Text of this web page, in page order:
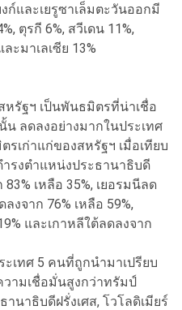
ก์และเยรูซาเล็มตะวันออกมี
ตุรกี 6%, สวีเดน 11%,
ะมาเลเซีย 13%
รัฐฯ เป็นพันธมิตรที่น่าเชื่อ
ลดลงอย่างมากในประเทศ
เก่าแก่ของสหรัฐฯ เมื่อเทียบ
ำรงตำแหน่งประธานาธิบดี
เหลือ 35%, เยอรมนีลด
งจาก 76% เหลือ 59%,
และเกาหลีใต้ลดลงจาก
เทศ 5 คนที่ถูกนำมาเปรียบ
ามเชื่อมั่นสูงกว่าทรัมป์
นาธิบดีฝรั่งเศส, โวโลดิเมียร์